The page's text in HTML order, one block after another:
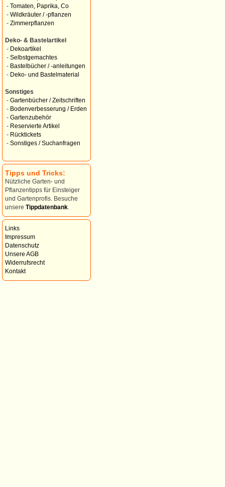
- Tomaten, Paprika, Co
- Wildkräuter / -pflanzen
- Zimmerpflanzen
Deko- & Bastelartikel
- Dekoartikel
- Selbstgemachtes
- Bastelbücher / -anleitungen
- Deko- und Bastelmaterial
Sonstiges
- Gartenbücher / Zeitschriften
- Bodenverbesserung / Erden
- Gartenzubehör
- Reservierte Artikel
- Rücktickets
- Sonstiges / Suchanfragen
Tipps und Tricks:
Nützliche Garten- und
Pflanzentipps für Einsteiger
und Gartenprofis. Besuche
unsere Tippdatenbank
Links
Impressum
Datenschutz
Unsere AGB
Widerrufsrecht
Kontakt